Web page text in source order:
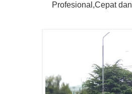
Profesional,Cepat